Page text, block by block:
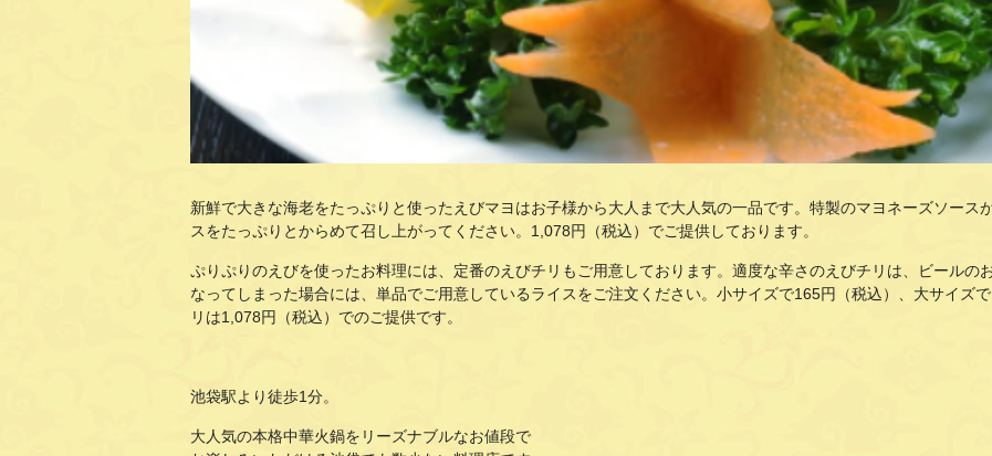
新鮮で大きな海老をたっぷりと使ったえびマヨはお子様から大人まで大人気の一品です。特製のマヨネーズソース
スをたっぷりとからめて召し上がってください。1,078円（税込）でご提供しております。
ぷりぷりのえびを使ったお料理には、定番のえびチリもご用意しております。適度な辛さのえびチリは、ビールの
なってしまった場合には、単品でご用意しているライスをご注文ください。小サイズで165円（税込）、大サイズ
リは1,078円（税込）でのご提供です。
池袋駅より徒歩1分。
大人気の本格中華火鍋をリーズナブルなお値段で